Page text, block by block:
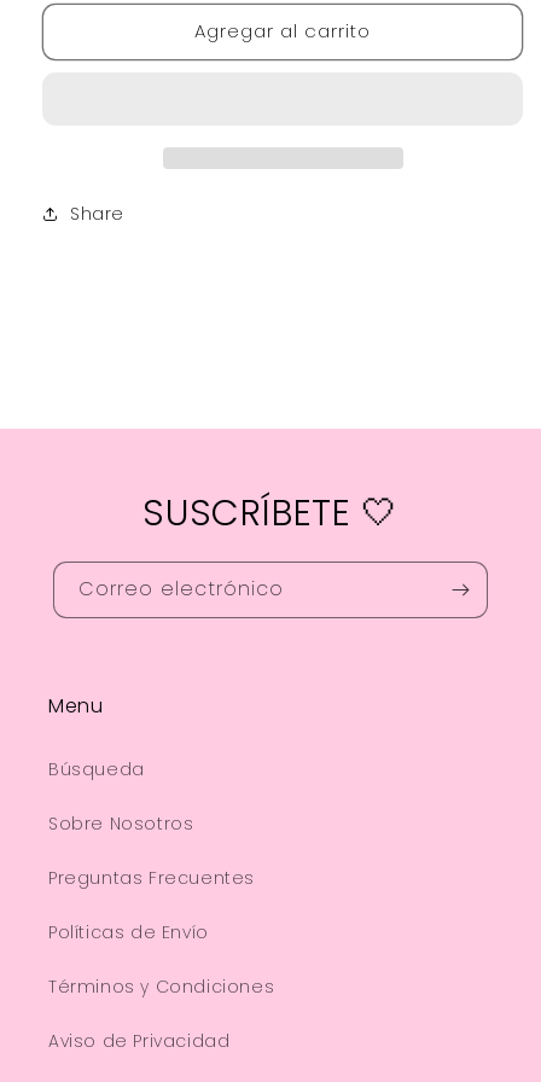
para
IN
para
DREAMING
IN
Agregar al carrito
Share
SUSCRÍBETE 🤍
Correo electrónico
Menu
Búsqueda
Sobre Nosotros
Preguntas Frecuentes
Políticas de Envío
Términos y Condiciones
Aviso de Privacidad